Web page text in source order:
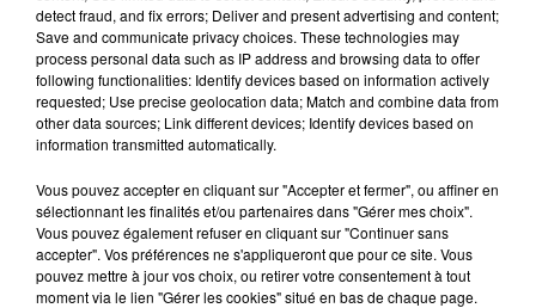
7 août 2026
Pape Léon XIV en France : quel
est son programme ?
Jeux Voir plus
detect fraud, and fix errors; Deliver and present advertising and content;
Save and communicate privacy choices. These technologies may
process personal data such as IP address and browsing data to offer
following functionalities: Identify devices based on information actively
requested; Use precise geolocation data; Match and combine data from
other data sources; Link different devices; Identify devices based on
information transmitted automatically.
Vous pouvez accepter en cliquant sur "Accepter et fermer", ou affiner en
sélectionnant les finalités et/ou partenaires dans "Gérer mes choix".
Vous pouvez également refuser en cliquant sur "Continuer sans
accepter". Vos préférences ne s'appliqueront que pour ce site. Vous
pouvez mettre à jour vos choix, ou retirer votre consentement à tout
moment via le lien "Gérer les cookies" situé en bas de chaque page.